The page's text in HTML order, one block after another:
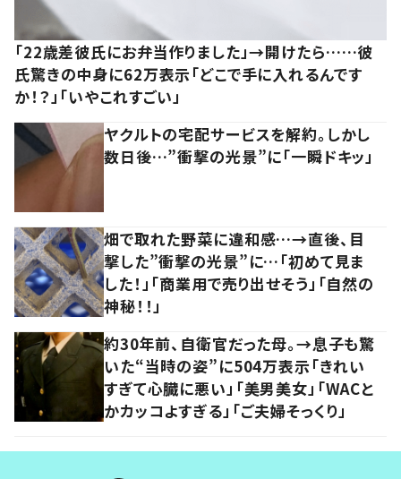
「22歳差彼氏にお弁当作りました」→開けたら……彼
氏驚きの中身に62万表示「どこで手に入れるんです
か！？」「いやこれすごい」
ヤクルトの宅配サービスを解約。しかし
数日後…”衝撃の光景”に「一瞬ドキッ」
畑で取れた野菜に違和感…→直後、目
撃した”衝撃の光景”に…「初めて見ま
した！」「商業用で売り出せそう」「自然の
神秘！！」
約30年前、自衛官だった母。→息子も驚
いた“当時の姿”に504万表示「きれい
すぎて心臓に悪い」「美男美女」「WACと
かカッコよすぎる」「ご夫婦そっくり」